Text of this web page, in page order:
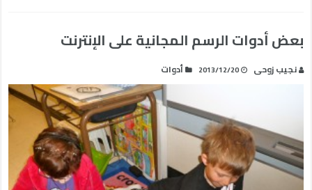
بعض أدوات الرسم المجانية على الإنترنت
نجيب زوحى 2013/12/20 أدوات